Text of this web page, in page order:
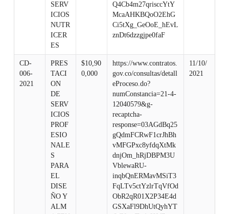
SERV
ICIOS
NUTR
ICER
ES
Q4Cb4m27qrisccYtY
McaAHKBQoO2EhG
Ci5tXg_GeOoE_hEvL
znDt6dzzgjpe0faF
CD-
006-
2021
PRES
TACI
ON
DE
SERV
ICIOS
PROF
ESIO
NALE
S
PARA
EL
DISE
ÑO Y
ALM
$10,90
0,000
https://www.contratos.
gov.co/consultas/detall
eProceso.do?
numConstancia=21-4-
12040579&g-
recaptcha-
response=03AGdBq25
gQdmFCRwF1crJhBh
vMFGPxc8yfdqXtMk
dnjOm_hRjDBPM3U
VblewaRU-
inqbQnERMavMSiT3
FqLTv5ctYzlrTqVfOd
ObR2qR01X2P34E4d
GSXaFl9DhUtQyhYT
11/10/
2021